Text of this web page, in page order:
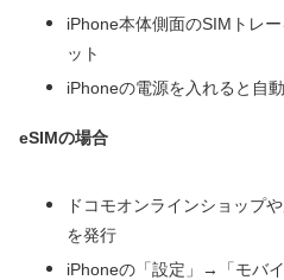
iPhone本体側面のSIMトレ
ット
iPhoneの電源を入れると自
eSIMの場合
ドコモオンラインショップ
を発行
iPhoneの「設定」→「モバ